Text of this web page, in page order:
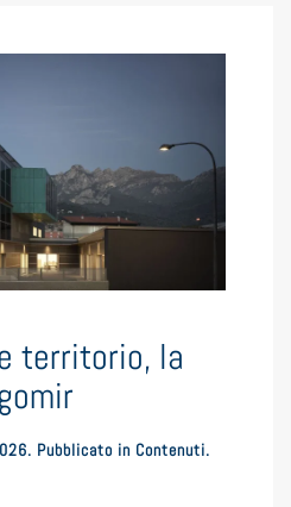
territorio, la
. Pubblicato in Contenuti.